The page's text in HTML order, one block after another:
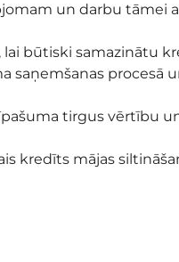
un darbu tāmei
būtiski samazinātu
saņemšanas procesā
tirgus vērtību
kredīts mājas